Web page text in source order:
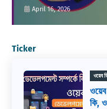
April 16, 2026
Ticker
ওয়েব
কি,